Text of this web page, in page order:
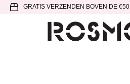
Spring
hoofdnavigatie
Door
SpringGRATIS VERZENDEN BOVEN DE €50